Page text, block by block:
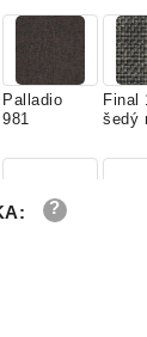
Palladio
981
Final
šedý
: